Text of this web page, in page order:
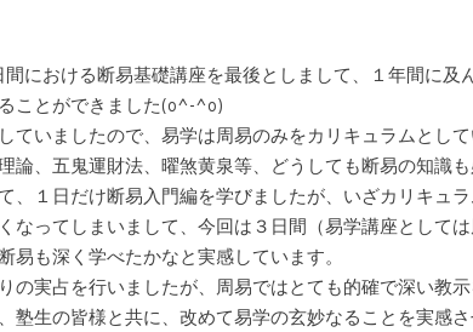
における断易基礎講座を最後としまして、１年間に及
ことができました(o^-^o)
ていましたので、易学は周易のみをカリキュラムとし
論、五鬼運財法、曜煞黄泉等、どうしても断易の知識
、１日だけ断易入門編を学びましたが、いざカリキュ
なってしまいまして、今回は３日間（易学講座としては
易も深く学べたかなと実感しています。
の実占を行いましたが、周易ではとても的確で深い教
塾生の皆様と共に、改めて易学の玄妙なることを実感さ